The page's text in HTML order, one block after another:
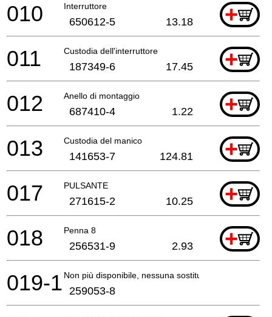
Interruttore +
010 650612-5 13.18
Custodia dell'interruttore +
011 187349-6 17.45
Anello di montaggio +
012 687410-4 1.22
Custodia del manico +
013 141653-7 124.81
PULSANTE +
017 271615-2 10.25
Penna 8 +
018 256531-9 2.93
Non più disponibile, nessuna sostituzione
019-1 259053-8